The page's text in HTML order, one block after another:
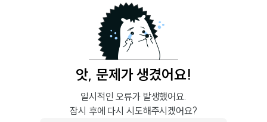
앗, 문제가 생겼어요!
일시적인 오류가 발생했어요.
잠시 후에 다시 시도해주시겠어요?